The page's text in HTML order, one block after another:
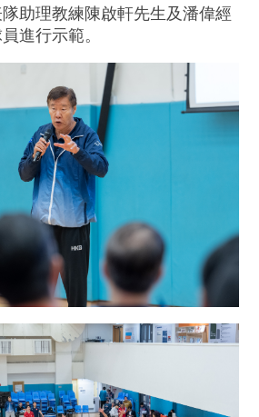
助理教練陳啟軒先生及潘偉經
進行示範。